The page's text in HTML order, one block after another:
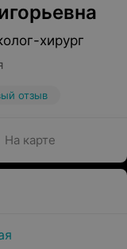
хирург
отзыв
На карте